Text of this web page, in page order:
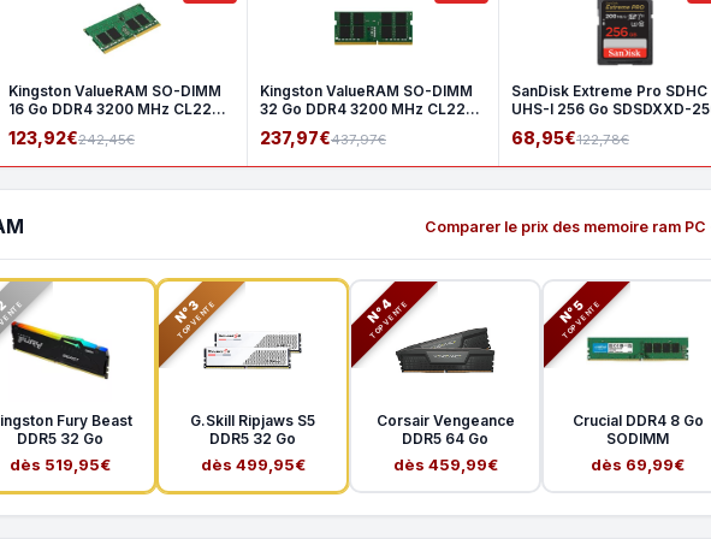
Kingston ValueRAM SO-DIMM
16 Go DDR4 3200 MHz CL22
1Rx8
123,92€242,45€
Kingston ValueRAM SO-DIMM
32 Go DDR4 3200 MHz CL22
2Rx8
237,97€437,97€
SanDisk Extreme Pro SDHC
UHS-I 256 Go SDSDXXD-
GN4I
68,95€122,78€
Comparer le prix des memoire ram
Fury Beast
DDR5 32 Go
dès 519,95€
N°3
TOP VENTE
G.Skill Ripjaws S5
DDR5 32 Go
dès 499,95€
N°4
TOP VENTE
Corsair Vengeance
DDR5 64 Go
dès 459,99€
N°5
TOP VENTE
Crucial DDR4 8 Go
SODIMM
dès 69,99€